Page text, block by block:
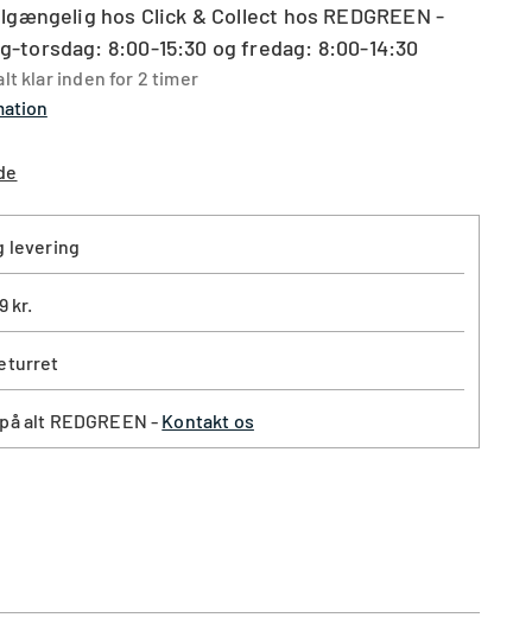
hos Click & Collect hos REDGREEN -
torsdag: 8:00-15:30 og fredag: 8:00-14:30
klar inden for 2 timer
levering
kr.
alt REDGREEN - Kontakt os